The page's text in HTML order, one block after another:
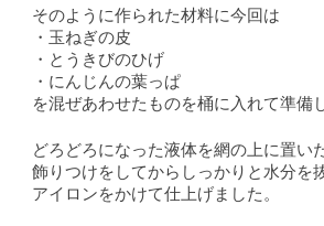
そのように作られた材料に今回は
・玉ねぎの皮
・とうきびのひげ
・にんじんの葉っぱ
を混ぜあわせたものを桶に入れて準備
どろどろになった液体を網の上に置い
飾りつけをしてからしっかりと水分を
アイロンをかけて仕上げました。